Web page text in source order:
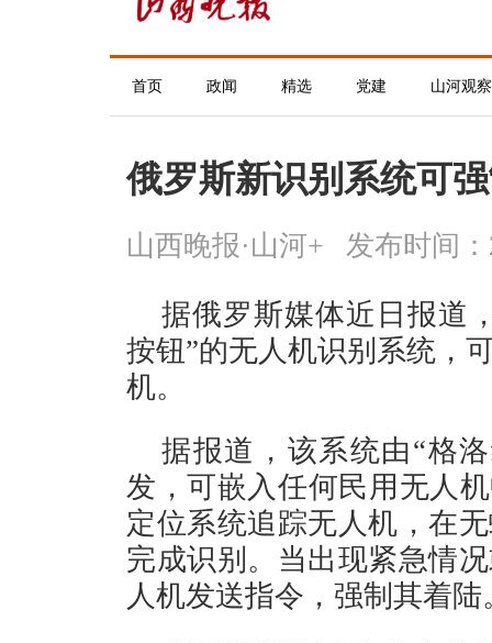
首页 政闻 精选 党建 山河观察
俄罗斯新识别系统可
山西晚报·山河+ 发布时间：
据俄罗斯媒体近日报道
按钮”的无人机识别系统，
机。
据报道，该系统由“格
发，可嵌入任何民用无人
定位系统追踪无人机，在
完成识别。当出现紧急情
人机发送指令，强制其着陆